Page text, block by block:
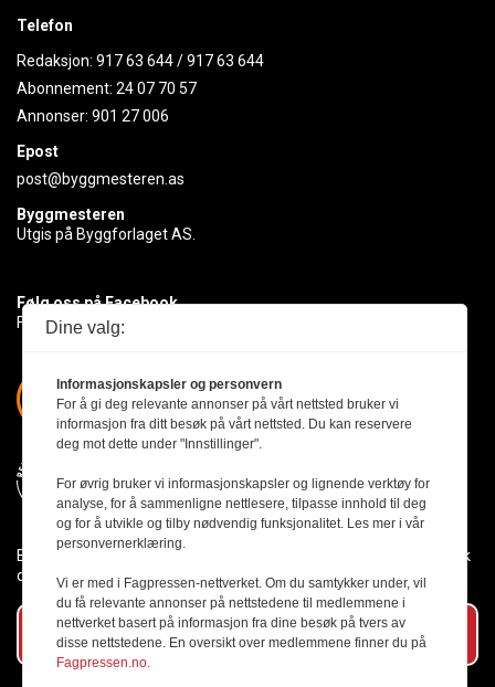
Telefon
Redaksjon: 917 63 644/917 63 644
Abonnement: 24 07 70 57
Annonser: 901 27 006
Epost
post@byggmesteren.as
Byggmesteren
Utgis på Byggforlaget AS.
Følg oss på Facebook
Få med deg det siste innen byggebransjen
Byggmesteren følger Vær Varsom-plakaten og presseetikken slik
den er nedfelt i Redaktørplakaten.
Abonner på vårt nyhetsbrev
Dine valg:
Informasjonskapsler og personvern
For å gi deg relevante annonser på vårt nettsted bruker vi
informasjon fra ditt besøk på vårt nettsted. Du kan reservere
deg mot dette under "Innstillinger".
For øvrig bruker vi informasjonskapsler og lignende verktøy for
analyse, for å sammenligne nettlesere, tilpasse innhold til deg
og for å utvikle og tilby nødvendig funksjonalitet. Les mer i vår
personvernerklæring.
Vi er med i Fagpressen-nettverket. Om du samtykker under, vil
du få relevante annonser på nettstedene til medlemmene i
nettverket basert på informasjon fra dine besøk på tvers av
disse nettstedene. En oversikt over medlemmene finner du på
Fagpressen.no.